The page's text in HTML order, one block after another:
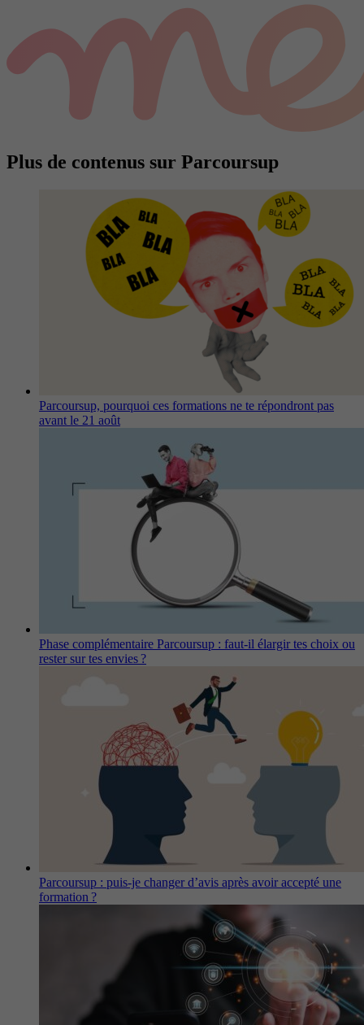
Plus de contenus sur Parcoursup
Parcoursup, pourquoi ces formations ne te répondront pas
avant le 21 août
Phase complémentaire Parcoursup : faut-il élargir tes choix ou
rester sur tes envies ?
Parcoursup : puis-je changer d’avis après avoir accepté une
formation ?